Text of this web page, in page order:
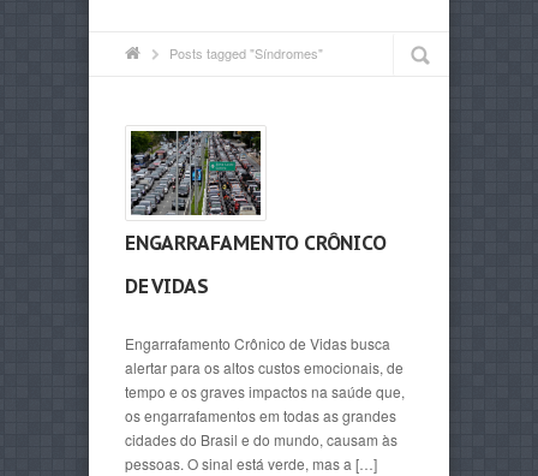
Posts tagged "Síndromes"
ENGARRAFAMENTO CRÔNICO
DE VIDAS
Engarrafamento Crônico de Vidas busca
alertar para os altos custos emocionais, de
tempo e os graves impactos na saúde que,
os engarrafamentos em todas as grandes
cidades do Brasil e do mundo, causam às
pessoas. O sinal está verde, mas a […]